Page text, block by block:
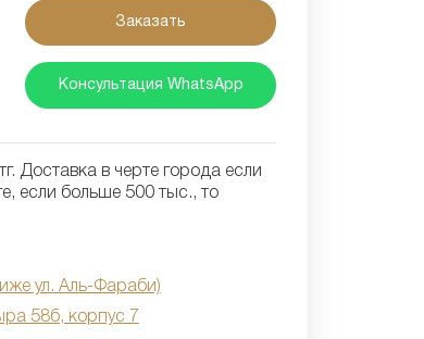
Заказать
Консультация WhatsApp
Доставка в черте города если
если больше 500 тыс., то
ул. Аль-Фараби)
58б, корпус 7